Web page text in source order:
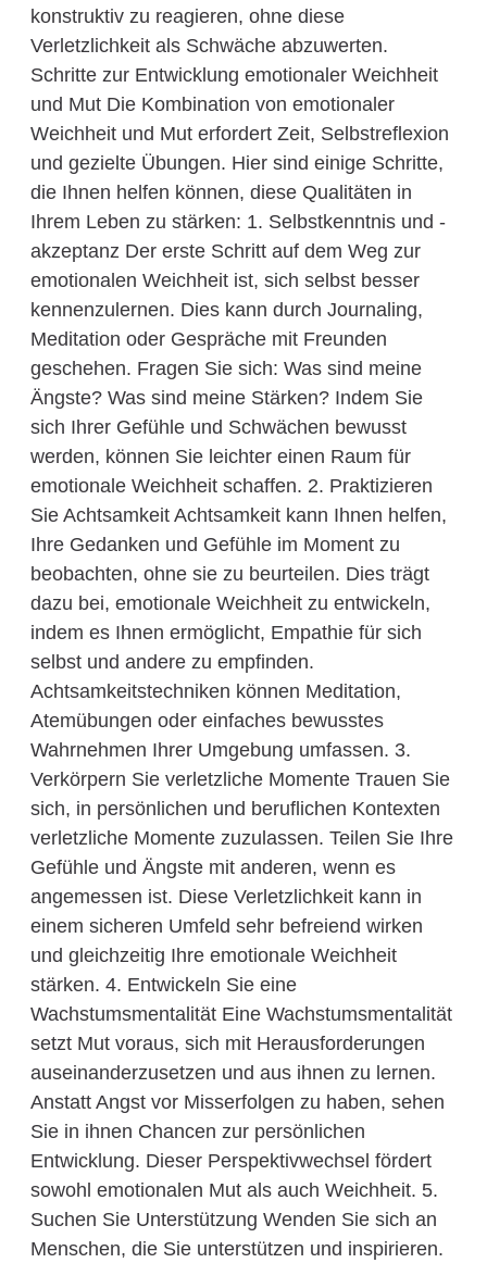
konstruktiv zu reagieren, ohne diese
Verletzlichkeit als Schwäche abzuwerten.
Schritte zur Entwicklung emotionaler Weichheit
und Mut Die Kombination von emotionaler
Weichheit und Mut erfordert Zeit, Selbstreflexion
und gezielte Übungen. Hier sind einige Schritte,
die Ihnen helfen können, diese Qualitäten in
Ihrem Leben zu stärken: 1. Selbstkenntnis und -
akzeptanz Der erste Schritt auf dem Weg zur
emotionalen Weichheit ist, sich selbst besser
kennenzulernen. Dies kann durch Journaling,
Meditation oder Gespräche mit Freunden
geschehen. Fragen Sie sich: Was sind meine
Ängste? Was sind meine Stärken? Indem Sie
sich Ihrer Gefühle und Schwächen bewusst
werden, können Sie leichter einen Raum für
emotionale Weichheit schaffen. 2. Praktizieren
Sie Achtsamkeit Achtsamkeit kann Ihnen helfen,
Ihre Gedanken und Gefühle im Moment zu
beobachten, ohne sie zu beurteilen. Dies trägt
dazu bei, emotionale Weichheit zu entwickeln,
indem es Ihnen ermöglicht, Empathie für sich
selbst und andere zu empfinden.
Achtsamkeitstechniken können Meditation,
Atemübungen oder einfaches bewusstes
Wahrnehmen Ihrer Umgebung umfassen. 3.
Verkörpern Sie verletzliche Momente Trauen Sie
sich, in persönlichen und beruflichen Kontexten
verletzliche Momente zuzulassen. Teilen Sie Ihre
Gefühle und Ängste mit anderen, wenn es
angemessen ist. Diese Verletzlichkeit kann in
einem sicheren Umfeld sehr befreiend wirken
und gleichzeitig Ihre emotionale Weichheit
stärken. 4. Entwickeln Sie eine
Wachstumsmentalität Eine Wachstumsmentalität
setzt Mut voraus, sich mit Herausforderungen
auseinanderzusetzen und aus ihnen zu lernen.
Anstatt Angst vor Misserfolgen zu haben, sehen
Sie in ihnen Chancen zur persönlichen
Entwicklung. Dieser Perspektivwechsel fördert
sowohl emotionalen Mut als auch Weichheit. 5.
Suchen Sie Unterstützung Wenden Sie sich an
Menschen, die Sie unterstützen und inspirieren.